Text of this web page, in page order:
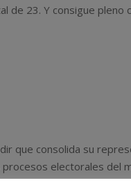
23. Y consigue pleno
que consolida su
electorales del
por los trabajadores